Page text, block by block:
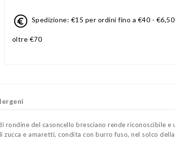
Spedizione: €15 per ordini fino a €40 -
oltre €70
rondine del casoncello bresciano rende riconoscibile
e amaretti, condita con burro fuso, nel solco